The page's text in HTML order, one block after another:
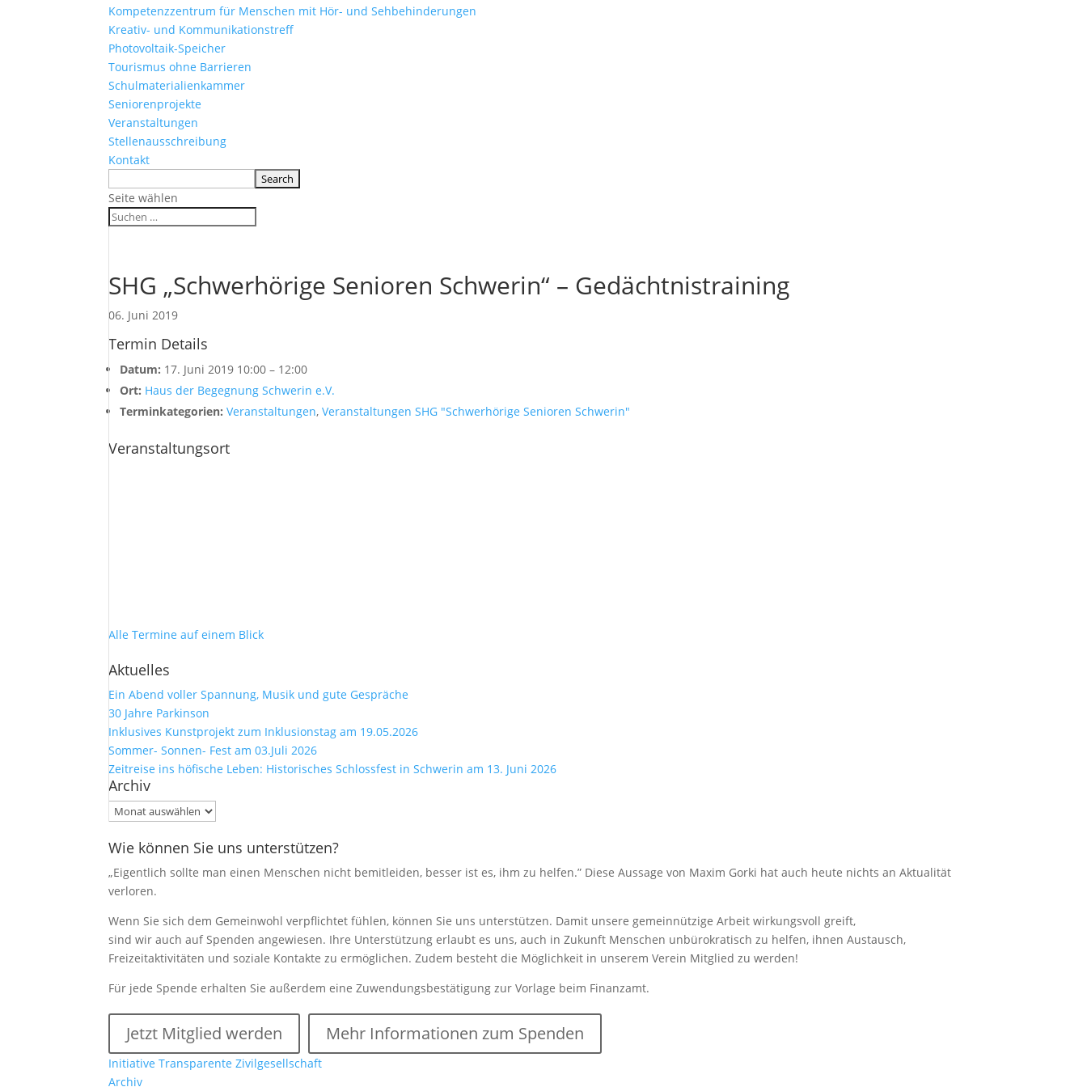
Kompetenzzentrum für Menschen mit Hör- und Sehbehinderungen
Kreativ- und Kommunikationstreff
Photovoltaik-Speicher
Tourismus ohne Barrieren
Schulmaterialienkammer
Seniorenprojekte
Veranstaltungen
Stellenausschreibung
Kontakt
Seite wählen
SHG „Schwerhörige Senioren Schwerin“ – Gedächtnistraining
06. Juni 2019
Termin Details
Datum: 17. Juni 2019 10:00 – 12:00
Ort: Haus der Begegnung Schwerin e.V.
Terminkategorien: Veranstaltungen,Veranstaltungen SHG "Schwerhörige Senioren Schwerin"
Veranstaltungsort
Alle Termine auf einem Blick
Aktuelles
Ein Abend voller Spannung, Musik und gute Gespräche
30 Jahre Parkinson
Inklusives Kunstprojekt zum Inklusionstag am 19.05.2026
Sommer- Sonnen- Fest am 03.Juli 2026
Zeitreise ins höfische Leben: Historisches Schlossfest in Schwerin am 13. Juni 2026
Archiv
Archiv
Wie können Sie uns unterstützen?
„Eigentlich sollte man einen Menschen nicht bemitleiden, besser ist es, ihm zu helfen.” Diese Aussage von Maxim Gorki hat auch heute nichts an Aktualität
verloren.
Wenn Sie sich dem Gemeinwohl verpflichtet fühlen, können Sie uns unterstützen. Damit unsere gemeinnützige Arbeit wirkungsvoll greift,
sind wir auch auf Spenden angewiesen. Ihre Unterstützung erlaubt es uns, auch in Zukunft Menschen unbürokratisch zu helfen, ihnen Austausch,
Freizeitaktivitäten und soziale Kontakte zu ermöglichen. Zudem besteht die Möglichkeit in unserem Verein Mitglied zu werden!
Für jede Spende erhalten Sie außerdem eine Zuwendungsbestätigung zur Vorlage beim Finanzamt.
Jetzt Mitglied werden Mehr Informationen zum Spenden
Initiative Transparente Zivilgesellschaft
Archiv